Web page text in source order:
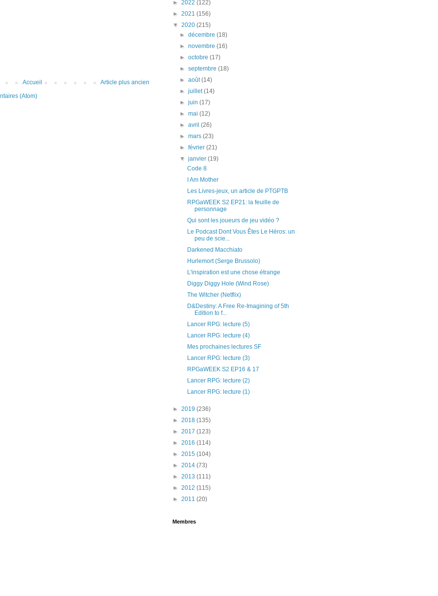
Article plus ancien
Accueil
(Atom)
► 2022 (122)
► 2021 (156)
▼ 2020 (215)
►décembre(18)
►novembre(16)
►octobre(17)
►septembre(18)
►août(14)
►juillet(14)
►juin(17)
►mai(12)
►avril(26)
►mars(23)
►février(21)
▼janvier(19)
Code 8
I Am Mother
Les Livres-jeux, un article de PTGPTB
RPGaWEEK S2 EP21: la feuille de
personnage
Qui sont les joueurs de jeu vidéo ?
Le Podcast Dont Vous Êtes Le Héros: un
peu de scie...
Darkened Macchiato
Hurlemort (Serge Brussolo)
L'inspiration est une chose étrange
Diggy Diggy Hole (Wind Rose)
The Witcher (Netflix)
D&Destiny: A Free Re-Imagining of 5th
Edition to f...
Lancer RPG: lecture (5)
Lancer RPG: lecture (4)
Mes prochaines lectures SF
Lancer RPG: lecture (3)
RPGaWEEK S2 EP16 & 17
Lancer RPG: lecture (2)
Lancer RPG: lecture (1)
► 2019 (236)
► 2018 (135)
► 2017 (123)
► 2016 (114)
► 2015 (104)
► 2014 (73)
► 2013 (111)
► 2012 (115)
► 2011 (20)
Membres